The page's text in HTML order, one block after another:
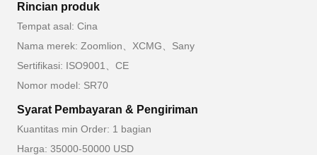
Rincian produk
Tempat asal: Cina
Nama merek: Zoomlion、XCMG、Sany
Sertifikasi: ISO9001、CE
Nomor model: SR70
Syarat Pembayaran & Pengiriman
Kuantitas min Order: 1 bagian
Harga: 35000-50000 USD